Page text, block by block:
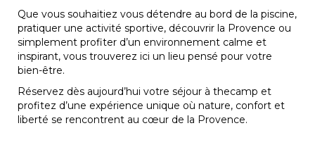
Que vous souhaitiez vous détendre au bord de la piscine,
pratiquer une activité sportive, découvrir la Provence ou
simplement profiter d’un environnement calme et
inspirant, vous trouverez ici un lieu pensé pour votre
bien-être.
Réservez dès aujourd’hui votre séjour à thecamp et
profitez d’une expérience unique où nature, confort et
liberté se rencontrent au cœur de la Provence.